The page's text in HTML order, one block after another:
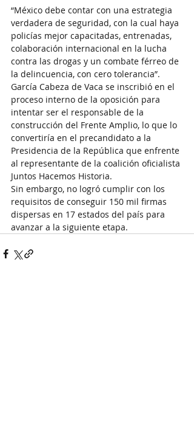
“México debe contar con una estrategia
verdadera de seguridad, con la cual haya
policías mejor capacitadas, entrenadas,
colaboración internacional en la lucha
contra las drogas y un combate férreo de
la delincuencia, con cero tolerancia”.
García Cabeza de Vaca se inscribió en el
proceso interno de la oposición para
intentar ser el responsable de la
construcción del Frente Amplio, lo que lo
convertiría en el precandidato a la
Presidencia de la República que enfrente
al representante de la coalición oficialista
Juntos Hacemos Historia.
Sin embargo, no logró cumplir con los
requisitos de conseguir 150 mil firmas
dispersas en 17 estados del país para
avanzar a la siguiente etapa.